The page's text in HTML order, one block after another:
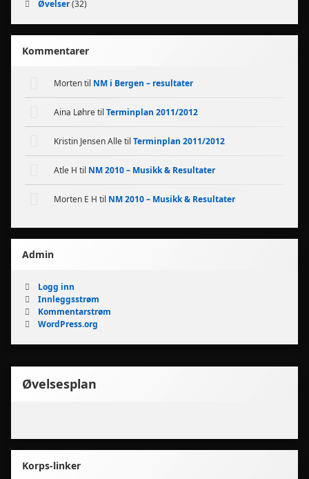
Øvelser(32)
Kommentarer
Mortentil NM i Bergen – resultater
Aina Løhretil Terminplan 2011/2012
Kristin Jensen Alletil Terminplan 2011/2012
Atle H til NM 2010 – Musikk & Resultater
Morten E H til NM 2010 – Musikk & Resultater
Admin
Logg inn
Innleggsstrøm
Kommentarstrøm
WordPress.org
Øvelsesplan
Korps-linker